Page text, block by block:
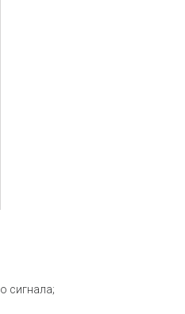
преобразователи
датчикам давления
датчикам
сигнала;